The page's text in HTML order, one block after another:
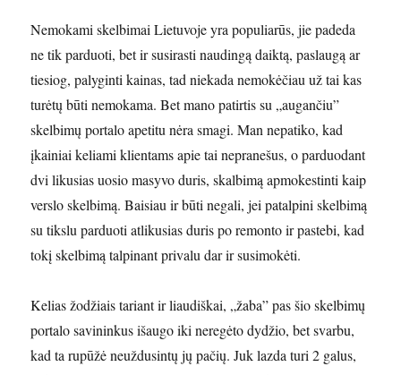
Nemokami skelbimai Lietuvoje yra populiarūs, jie padeda
ne tik parduoti, bet ir susirasti naudingą daiktą, paslaugą ar
tiesiog, palyginti kainas, tad niekada nemokėčiau už tai kas
turėtų būti nemokama. Bet mano patirtis su „augančiu”
skelbimų portalo apetitu nėra smagi. Man nepatiko, kad
įkainiai keliami klientams apie tai nepranešus, o parduodant
dvi likusias uosio masyvo duris, skalbimą apmokestinti kaip
verslo skelbimą. Baisiau ir būti negali, jei patalpini skelbimą
su tikslu parduoti atlikusias duris po remonto ir pastebi, kad
tokį skelbimą talpinant privalu dar ir susimokėti.
Kelias žodžiais tariant ir liaudiškai, „žaba” pas šio skelbimų
portalo savininkus išaugo iki neregėto dydžio, bet svarbu,
kad ta rupūžė neuždusintų jų pačių. Juk lazda turi 2 galus,